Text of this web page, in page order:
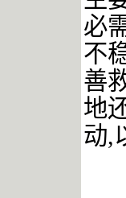
必
不
善
地
动,